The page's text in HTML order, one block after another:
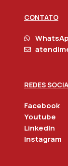
CONTATO
REDES
Facebook
Youtube
Linkedln
Instagram